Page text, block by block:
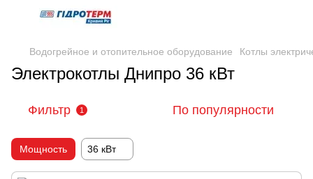
Водогрейное и отопительное оборудование Котлы
Электрокотлы Днипро 36 кВт
Фильтр 1 По популярности
Мощность 36 кВт